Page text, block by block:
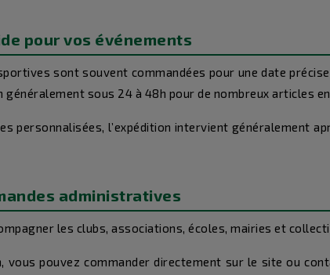
pour vos événements
sont souvent commandées pour une date
généralement sous 24 à 48h pour de nombreux articles
personnalisées, l’expédition intervient généralement
administratives
les clubs, associations, écoles, mairies et
vous pouvez commander directement sur le site ou